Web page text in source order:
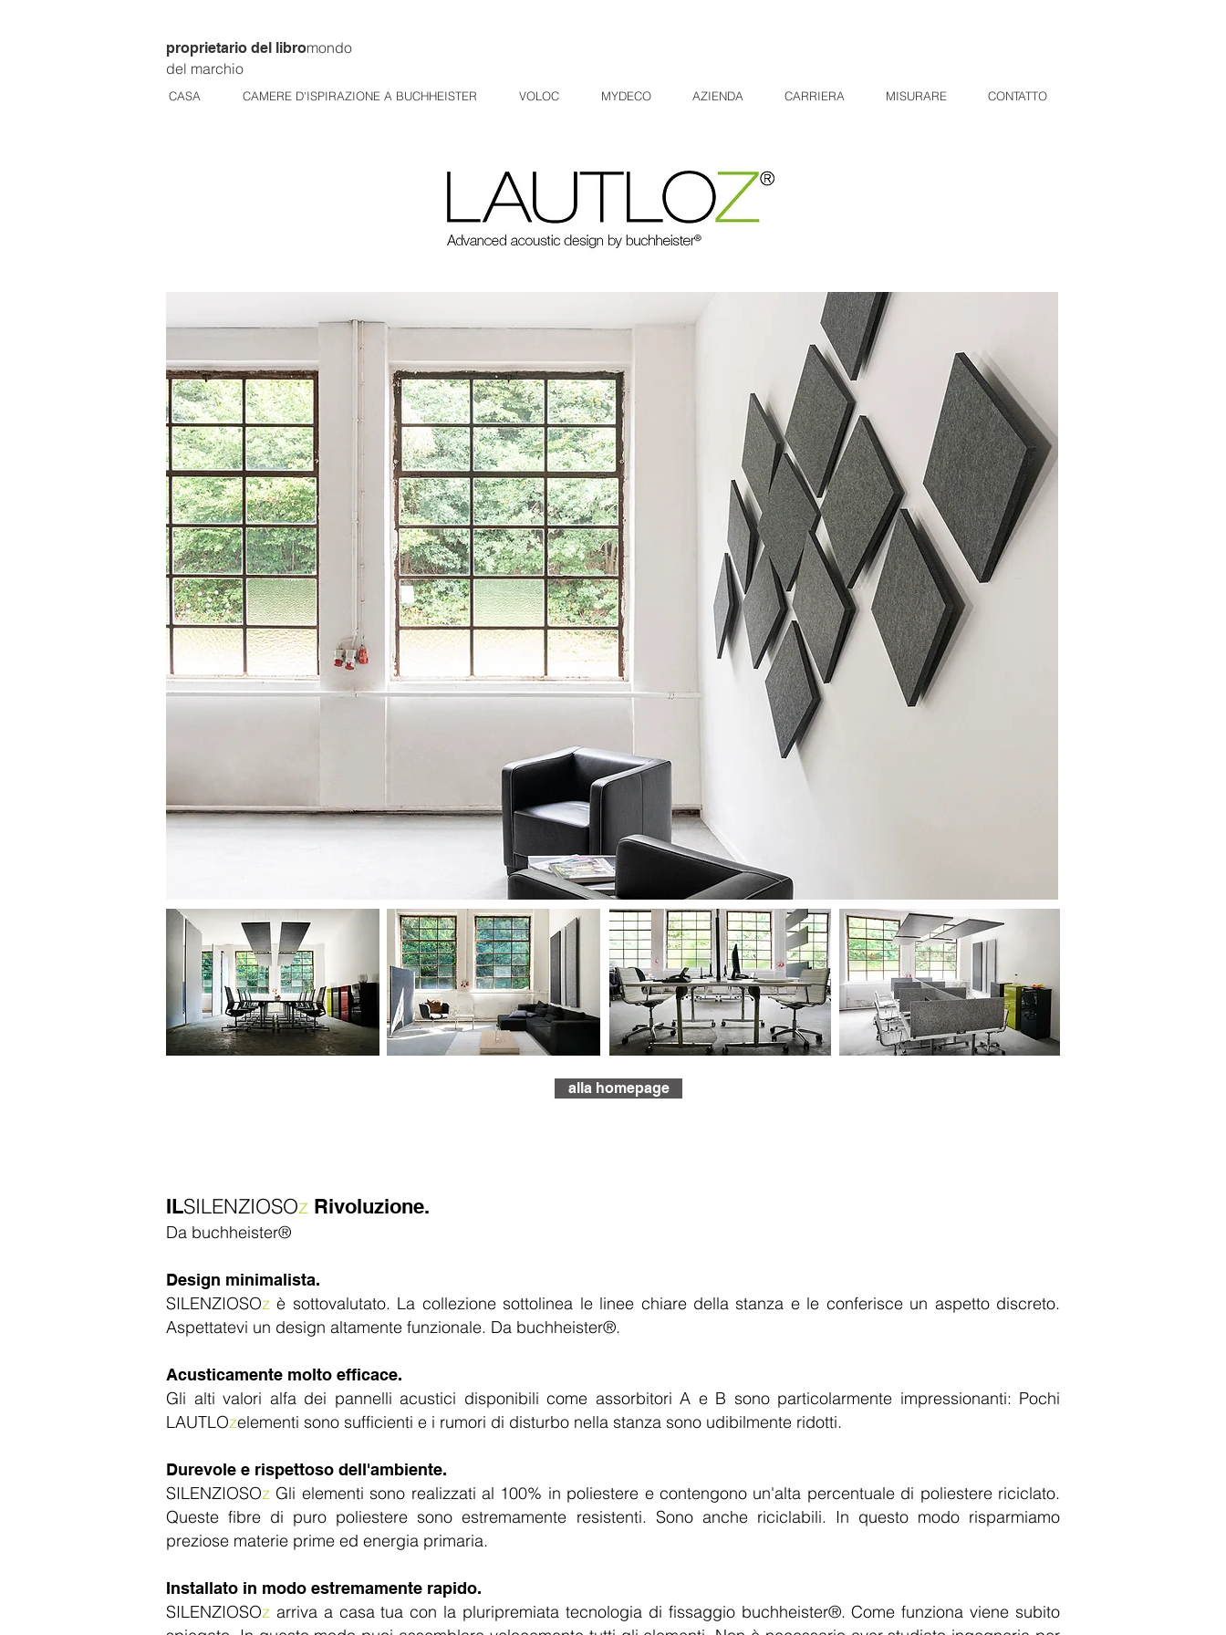
CASA CAMERE D'ISPIRAZIONE A BUCHHEISTER VOLOC MYDECO AZIENDA CARRIERA MISURARE CONTATTO
proprietario del libromondo
del marchio
alla homepage
ILSILENZIOSOz Rivoluzione.
Da buchheister®
Design minimalista.
SILENZIOSOz è sottovalutato. La collezione sottolinea le linee chiare della stanza e le conferisce un aspetto discreto.
Aspettatevi un design altamente funzionale. Da buchheister®.
Acusticamente molto efficace.
Gli alti valori alfa dei pannelli acustici disponibili come assorbitori A e B sono particolarmente impressionanti: Pochi
LAUTLOzelementi sono sufficienti e i rumori di disturbo nella stanza sono udibilmente ridotti.
Durevole e rispettoso dell'ambiente.
SILENZIOSOz Gli elementi sono realizzati al 100% in poliestere e contengono un'alta percentuale di poliestere riciclato.
Queste fibre di puro poliestere sono estremamente resistenti. Sono anche riciclabili. In questo modo risparmiamo
preziose materie prime ed energia primaria.
Installato in modo estremamente rapido.
SILENZIOSOz arriva a casa tua con la pluripremiata tecnologia di fissaggio buchheister®. Come funziona viene subito